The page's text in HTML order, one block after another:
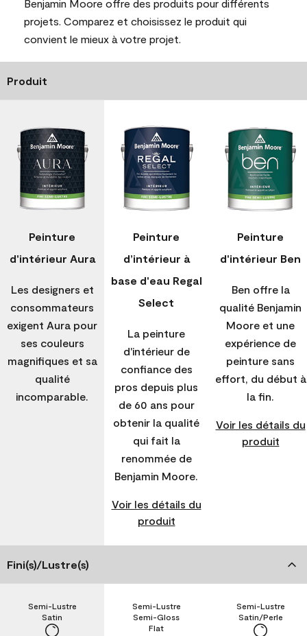
Benjamin Moore offre des produits pour différents
projets. Comparez et choisissez le produit qui
convient le mieux à votre projet.
Produit
Peinture
d'intérieur Aura
Les designers et
consommateurs
exigent Aura pour
ses couleurs
magnifiques et sa
qualité
incomparable.
Peinture
d’intérieur à
base d'eau Regal
Select
La peinture
d'intérieur de
confiance des
pros depuis plus
de 60 ans pour
obtenir la qualité
qui fait la
renommée de
Benjamin Moore.
Voir les détails du
produit
Peinture
d'intérieur Ben
Ben offre la
qualité Benjamin
Moore et une
expérience de
peinture sans
effort, du début à
la fin.
Voir les détails du
produit
Fini(s)/Lustre(s)
Satin
Semi-Lustre
Flat
Semi-Gloss
Semi-Lustre
Satin/Perle
Semi-Lustre